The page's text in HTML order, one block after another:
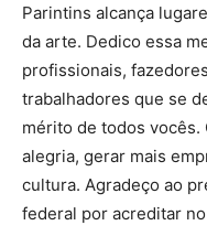
Parintins alcança
da arte. Dedico essa
profissionais,
trabalhadores que se
mérito de todos vocês.
alegria, gerar mais
cultura. Agradeço ao
federal por acreditar no